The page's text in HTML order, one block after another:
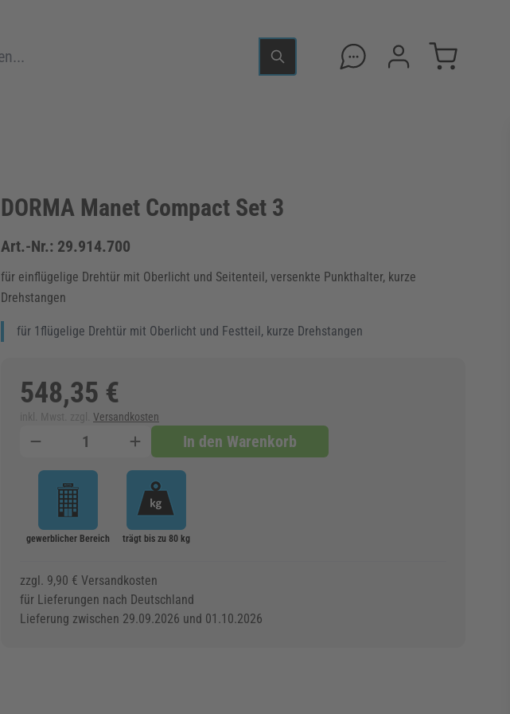
DORMA Manet Compact Set 3
Art.-Nr.: 29.914.700
für einflügelige Drehtür mit Oberlicht und Seitenteil, versenkte Punkthalter, kurze
Drehstangen
für 1flügelige Drehtür mit Oberlicht und Festteil, kurze Drehstangen
548,35 €
Versandkosten
In den Warenkorb
gewerblicher Bereich trägt bis zu 80 kg
zzgl. 9,90 € Versandkosten
für Lieferungen nach Deutschland
Lieferung zwischen 29.09.2026 und 01.10.2026